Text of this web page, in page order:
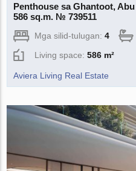
Penthouse sa Ghantoot,
586 sq.m. № 739511
Mga silid-tulugan:4
Living space:586 m²
Aviera Living Real Estate